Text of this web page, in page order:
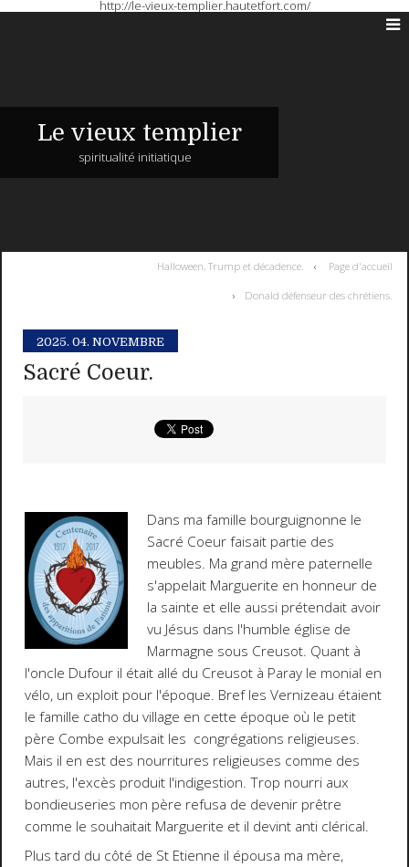
http://le-vieux-templier.hautetfort.com/
Le vieux templier
spiritualité initiatique
Halloween, Trump et décadence. Page d'accueil
Donald défenseur des chrétiens.
2025. 04. NOVEMBRE
Sacré Coeur.
Dans ma famille bourguignonne le
Sacré Coeur faisait partie des
meubles. Ma grand mère paternelle
s'appelait Marguerite en honneur de
la sainte et elle aussi prétendait avoir
vu Jésus dans l'humble église de
Marmagne sous Creusot. Quant à
l'oncle Dufour il était allé du Creusot à Paray le monial en
vélo, un exploit pour l'époque. Bref les Vernizeau étaient
le famille catho du village en cette époque où le petit
père Combe expulsait les congrégations religieuses.
Mais il en est des nourritures religieuses comme des
autres, l'excès produit l'indigestion. Trop nourri aux
bondieuseries mon père refusa de devenir prêtre
comme le souhaitait Marguerite et il devint anti clérical.
Plus tard du côté de St Etienne il épousa ma mère,